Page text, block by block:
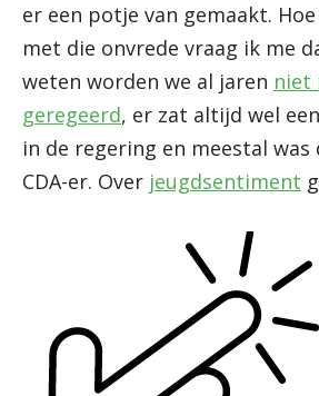
er een potje van gemaakt.
met die onvrede vraag ik me
weten worden we al jaren niet
geregeerd, er zat altijd wel
in de regering en meestal was
CDA-er. Over jeugdsentiment